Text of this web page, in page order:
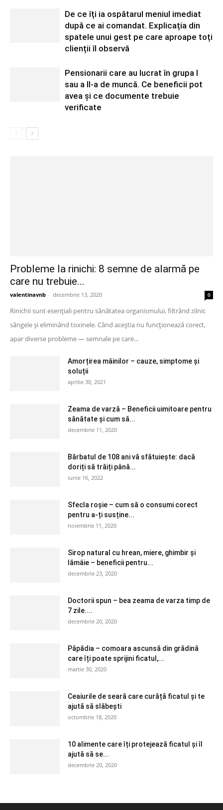
De ce îți ia ospătarul meniul imediat
după ce ai comandat. Explicația din
spatele unui gest pe care aproape toți
clienții îl observă
Pensionarii care au lucrat în grupa I
sau a II-a de muncă. Ce beneficii pot
avea și ce documente trebuie
verificate
Probleme la rinichi: 8 semne de alarmă pe
care nu trebuie...
valentinavnb - decembrie 13, 2020 0
Rinichii sunt esențiali pentru sănătatea organismului, filtrând zilnic
sângele și eliminând toxinele. Când aceștia nu funcționează corect,
apar diverse probleme — semnale pe care...
Amorțirea mâinilor – cauze, simptome și
soluții
aprilie 30, 2021
Zeama de varză – Beneficii uimitoare pentru
sănătate și cum să...
decembrie 11, 2020
Bărbatul de 108 ani vă sfătuiește: dacă
doriți să trăiți până...
iunie 16, 2022
Sfecla roșie – cum să o consumi corect
pentru a-ți susține...
noiembrie 11, 2020
Sirop natural cu hrean, miere, ghimbir și
lămâie – beneficii pentru...
decembrie 23, 2020
Doctorii spun – bea zeama de varza timp de
7 zile....
decembrie 20, 2020
Păpădia – comoara ascunsă din grădină
care îți poate sprijini ficatul,...
martie 30, 2020
Ceaiurile de seară care curăță ficatul și te
ajută să slăbești
octombrie 18, 2020
10 alimente care îți protejează ficatul și îl
ajută să se...
decembrie 20, 2020